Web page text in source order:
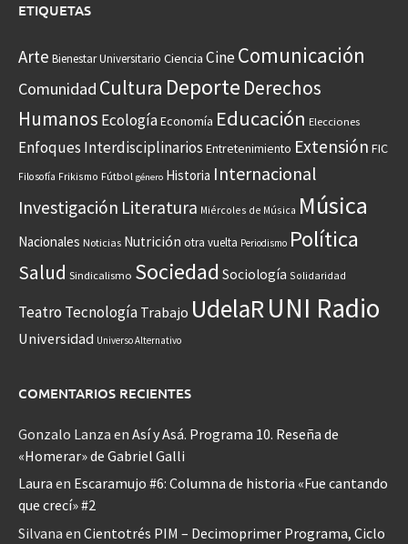
ETIQUETAS
Arte Bienestar Universitario Ciencia CineComunicación
Comunidad Cultura Deporte Derechos
Humanos EcologíaEconomía Educación Elecciones
Enfoques Interdisciplinarios Entretenimiento Extensión FIC
Filosofía Frikismo Fútbol género Historia Internacional
Investigación Literatura Miércoles de Música Música
Nacionales Noticias Nutrición otra vuelta Periodismo Política
Salud Sindicalismo Sociedad Sociología Solidaridad
Teatro Tecnología Trabajo UdelaRUNI Radio
Universidad Universo Alternativo
COMENTARIOS RECIENTES
Gonzalo Lanza en Así y Asá. Programa 10. Reseña de
«Homerar» de Gabriel Galli
Laura en Escaramujo #6: Columna de historia «Fue cantando
que crecí» #2
Silvana en Cientotrés PIM – Decimoprimer Programa, Ciclo